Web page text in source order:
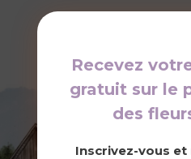
through
150.00$
Recevez
gratuit sur le
des
Inscrivez-vous et